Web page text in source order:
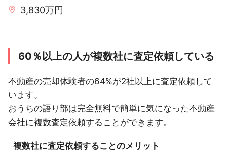
3,830万円
60％以上の人が複数社に査定依頼している
不動産の売却体験者の64%が2社以上に査定依頼して
います。
おうちの語り部は完全無料で簡単に気になった不動産
会社に複数査定依頼することができます。
複数社に査定依頼することのメリット